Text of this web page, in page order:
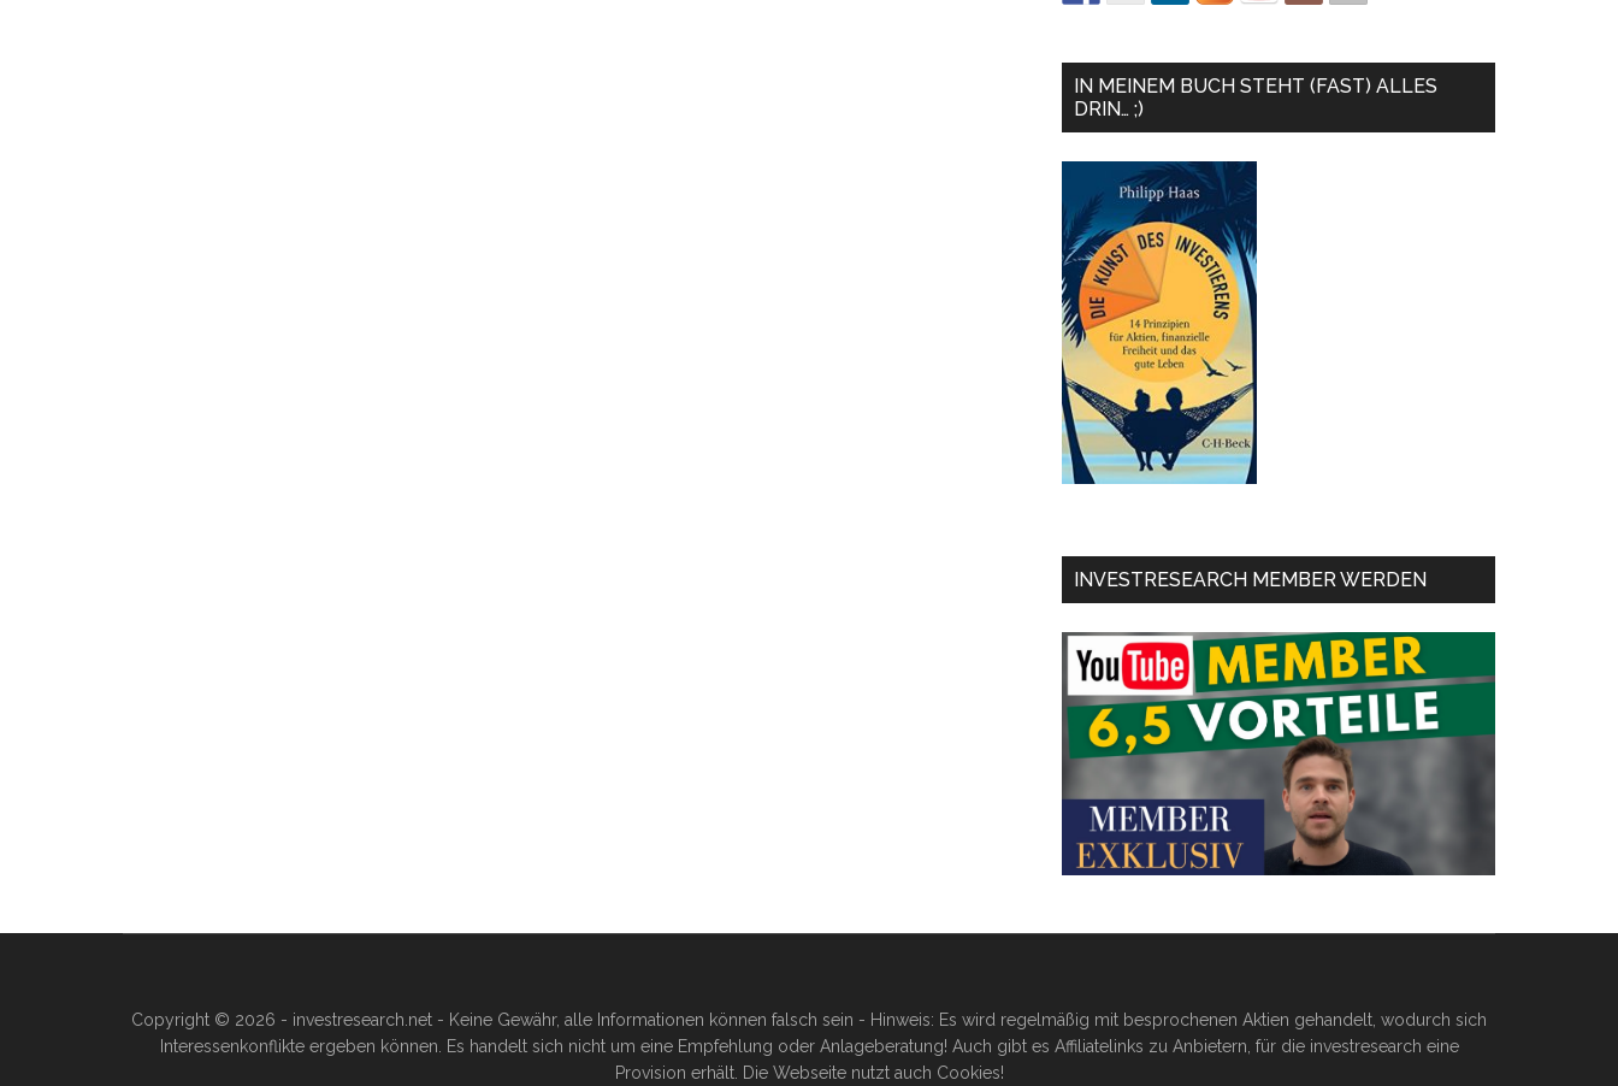
IN MEINEM BUCH STEHT (FAST) ALLES
DRIN… ;)
INVESTRESEARCH MEMBER WERDEN
Copyright © 2026 - investresearch.net - Keine Gewähr, alle Informationen können falsch sein - Hinweis: Es wird regelmäßig mit besprochenen Aktien gehandelt, wodurch sich
Interessenkonflikte ergeben können. Es handelt sich nicht um eine Empfehlung oder Anlageberatung! Auch gibt es Affiliatelinks zu Anbietern, für die investresearch eine
Provision erhält. Die Webseite nutzt auch Cookies!